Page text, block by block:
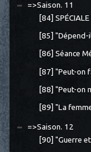
=>Saison. 11
[84]
[85] "Dépend-
[86] Séance
[87] "Peut-on
[88] "Peut-on
[89] "La
=>Saison. 12
[90] "Guerre